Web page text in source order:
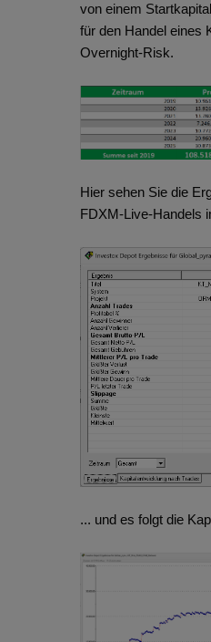
von einem
für den Handel eines
Overnight-Risk.
Hier sehen Sie die
FDXM-Live-Handels
... und es folgt die